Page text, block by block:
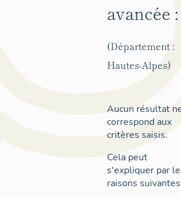
avancée :
(Département :
Hautes-Alpes)
Aucun résultat
correspond aux
critères saisis.
Cela peut
s'expliquer par
raisons